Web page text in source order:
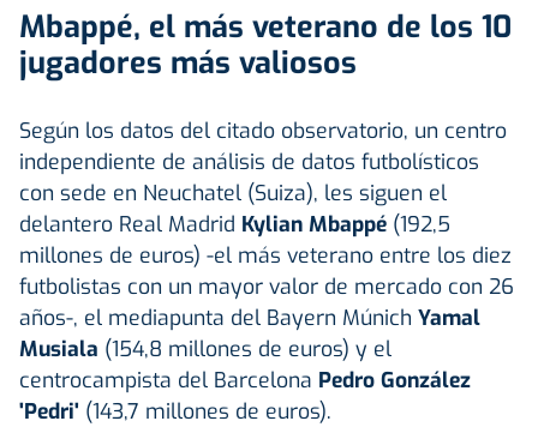
Mbappé, el más veterano de los 10
jugadores más valiosos
Según los datos del citado observatorio, un centro
independiente de análisis de datos futbolísticos
con sede en Neuchatel (Suiza), les siguen el
delantero Real Madrid Kylian Mbappé (192,5
millones de euros) -el más veterano entre los diez
futbolistas con un mayor valor de mercado con 26
años-, el mediapunta del Bayern Múnich Yamal
Musiala (154,8 millones de euros) y el
centrocampista del Barcelona Pedro González
'Pedri' (143,7 millones de euros).